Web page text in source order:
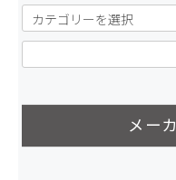
メー